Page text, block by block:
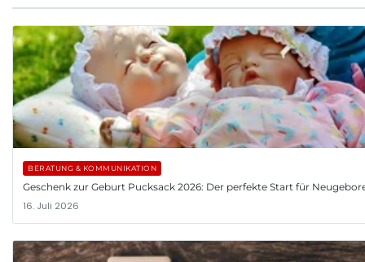
BERATUNG & KOMMUNIKATION
Geschenk zur Geburt Pucksack 2026: Der perfekte Start für
16. Juli 2026